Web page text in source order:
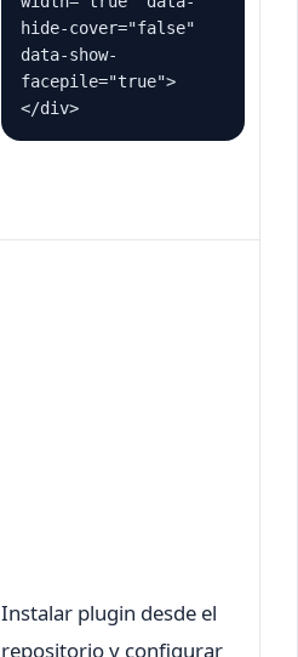
hide-cover="false"
data-show-
facepile="true">
</div>
Instalar plugin desde el
repositorio y configurar